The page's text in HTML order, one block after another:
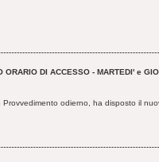
ORARIO DI ACCESSO - MARTEDI' e
odierno, ha disposto il